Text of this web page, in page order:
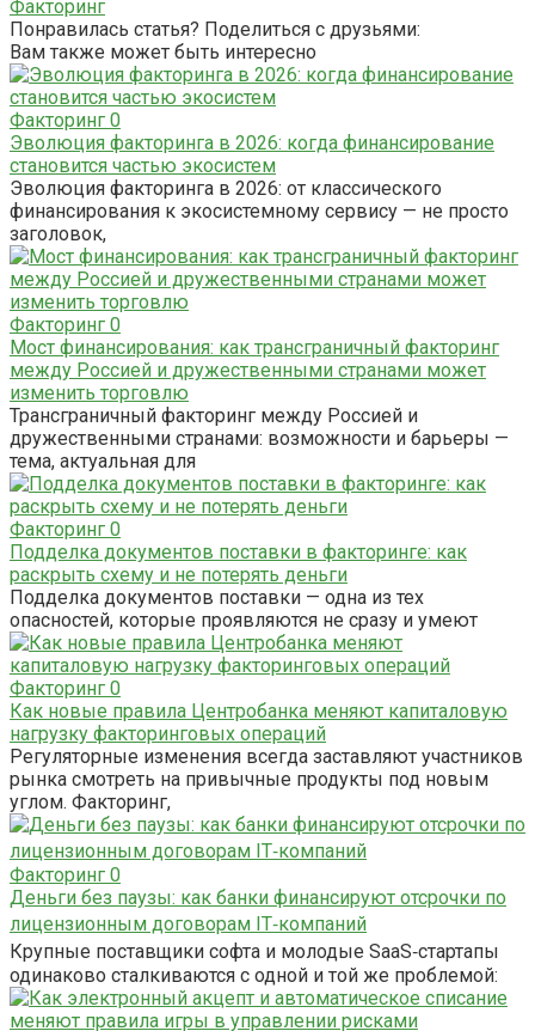
Факторинг
Понравилась статья? Поделиться с друзьями:
Вам также может быть интересно
Факторинг 0
Эволюция факторинга в 2026: когда финансирование
становится частью экосистем
Эволюция факторинга в 2026: от классического
финансирования к экосистемному сервису — не просто
заголовок,
Факторинг 0
Мост финансирования: как трансграничный факторинг
между Россией и дружественными странами может
изменить торговлю
Трансграничный факторинг между Россией и
дружественными странами: возможности и барьеры —
тема, актуальная для
Факторинг 0
Подделка документов поставки в факторинге: как
раскрыть схему и не потерять деньги
Подделка документов поставки — одна из тех
опасностей, которые проявляются не сразу и умеют
Факторинг 0
Как новые правила Центробанка меняют капиталовую
нагрузку факторинговых операций
Регуляторные изменения всегда заставляют участников
рынка смотреть на привычные продукты под новым
углом. Факторинг,
Факторинг 0
Деньги без паузы: как банки финансируют отсрочки по
лицензионным договорам IT‑компаний
Крупные поставщики софта и молодые SaaS‑стартапы
одинаково сталкиваются с одной и той же проблемой: